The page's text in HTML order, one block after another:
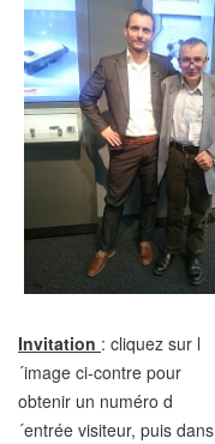
Invitation : cliquez sur l
´image ci-contre pour
obtenir un numéro d
´entrée visiteur, puis dans